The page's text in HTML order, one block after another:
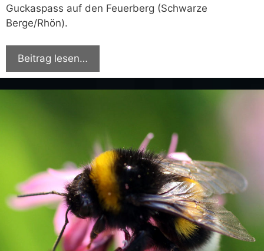
Guckaspass auf den Feuerberg (Schwarze
Berge/Rhön).
Beitrag lesen…